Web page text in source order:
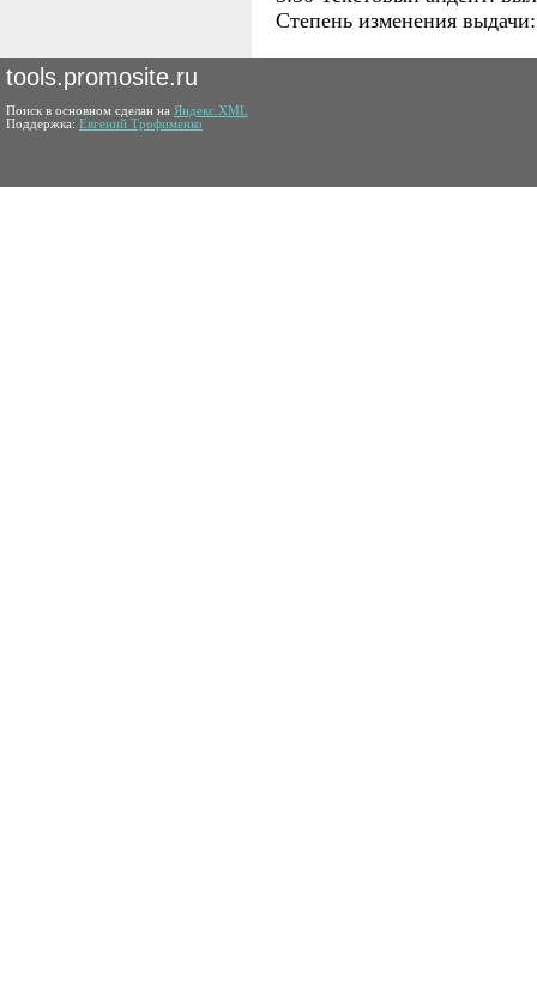
Степень изменения
tools.promosite.ru
Поиск в основном сделан на Яндекс.XML
Поддержка: Евгений Трофименко